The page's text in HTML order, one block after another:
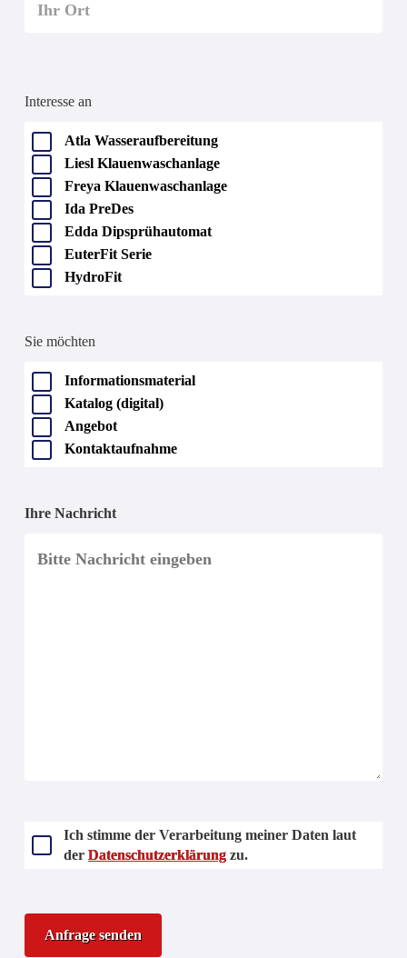
Interesse an
Atla Wasseraufbereitung
Liesl Klauenwaschanlage
Freya Klauenwaschanlage
Ida PreDes
Edda Dipsprühautomat
EuterFit Serie
HydroFit
Sie möchten
Informationsmaterial
Katalog (digital)
Angebot
Kontaktaufnahme
Ihre Nachricht
Ich stimme der Verarbeitung meiner Daten laut
der Datenschutzerklärungzu.
lassen